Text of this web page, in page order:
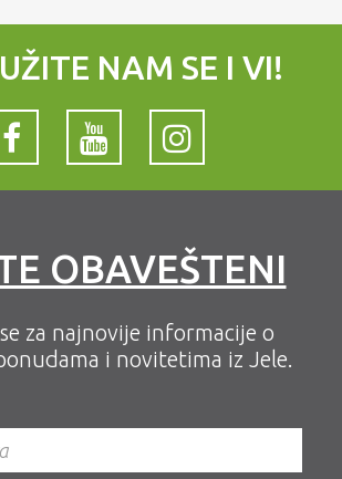
NAM SE I VI!
OBAVEŠTENI
za najnovije informacije o
i novitetima iz Jele.